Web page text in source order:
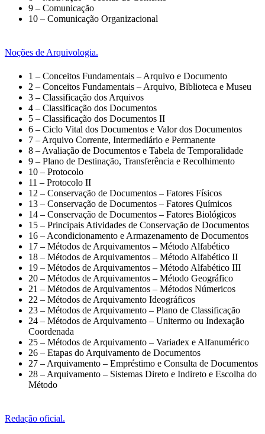
9 – Comunicação
10 – Comunicação Organizacional
Noções de Arquivologia.
1 – Conceitos Fundamentais – Arquivo e Documento
2 – Conceitos Fundamentais – Arquivo, Biblioteca e Museu
3 – Classificação dos Arquivos
4 – Classificação dos Documentos
5 – Classificação dos Documentos II
6 – Ciclo Vital dos Documentos e Valor dos Documentos
7 – Arquivo Corrente, Intermediário e Permanente
8 – Avaliação de Documentos e Tabela de Temporalidade
9 – Plano de Destinação, Transferência e Recolhimento
10 – Protocolo
11 – Protocolo II
12 – Conservação de Documentos – Fatores Físicos
13 – Conservação de Documentos – Fatores Químicos
14 – Conservação de Documentos – Fatores Biológicos
15 – Principais Atividades de Conservação de Documentos
16 – Acondicionamento e Armazenamento de Documentos
17 – Métodos de Arquivamentos – Método Alfabético
18 – Métodos de Arquivamentos – Método Alfabético II
19 – Métodos de Arquivamentos – Método Alfabético III
20 – Métodos de Arquivamentos – Método Geográfico
21 – Métodos de Arquivamentos – Métodos Númericos
22 – Métodos de Arquivamento Ideográficos
23 – Métodos de Arquivamento – Plano de Classificação
24 – Métodos de Arquivamento – Unitermo ou Indexação
Coordenada
25 – Métodos de Arquivamento – Variadex e Alfanumérico
26 – Etapas do Arquivamento de Documentos
27 – Arquivamento – Empréstimo e Consulta de Documentos
28 – Arquivamento – Sistemas Direto e Indireto e Escolha do
Método
Redação oficial.